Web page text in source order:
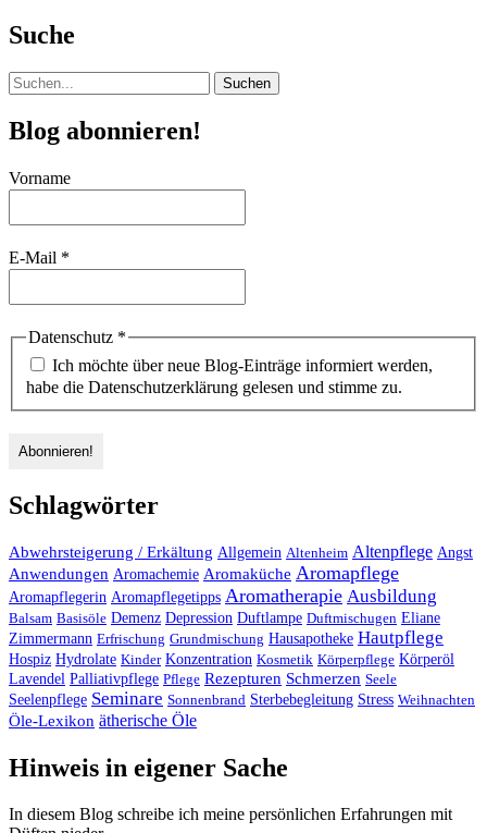
Suche
Suchen
nach:
Blog abonnieren!
Vorname
E-Mail *
Datenschutz *
Ich möchte über neue Blog-Einträge informiert werden,
habe die Datenschutzerklärung gelesen und stimme zu.
Schlagwörter
Abwehrsteigerung / Erkältung Allgemein Altenheim Altenpflege Angst
Anwendungen Aromachemie Aromaküche Aromapflege
Aromapflegerin Aromapflegetipps Aromatherapie Ausbildung
Balsam Basisöle Demenz Depression Duftlampe Duftmischugen Eliane
Zimmermann Erfrischung Grundmischung Hausapotheke Hautpflege
Hospiz Hydrolate Kinder Konzentration Kosmetik Körperpflege Körperöl
Lavendel Palliativpflege Pflege Rezepturen Schmerzen Seele
Seelenpflege Seminare Sonnenbrand Sterbebegleitung Stress Weihnachten
Öle-Lexikon ätherische Öle
Hinweis in eigener Sache
In diesem Blog schreibe ich meine persönlichen Erfahrungen mit